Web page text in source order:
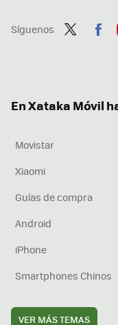
Síguenos
En Xataka Móvil
Movistar
Xiaomi
Guías de compra
Android
iPhone
Smartphones Chinos
VER MÁS TEMAS